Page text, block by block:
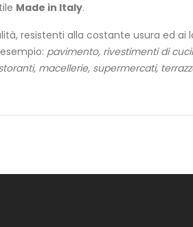
Made in Italy.
resistenti alla costante usura ed ai
pavimento, rivestimenti di
macellerie, supermercati,